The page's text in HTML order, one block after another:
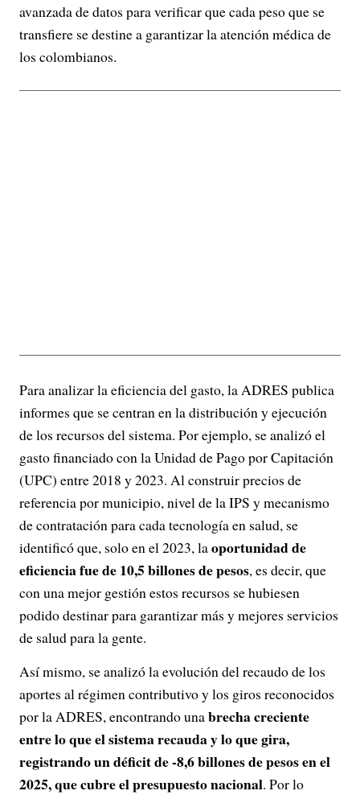
avanzada de datos para verificar que cada peso que se
transfiere se destine a garantizar la atención médica de
los colombianos.
Para analizar la eficiencia del gasto, la ADRES publica
informes que se centran en la distribución y ejecución
de los recursos del sistema. Por ejemplo, se analizó el
gasto financiado con la Unidad de Pago por Capitación
(UPC) entre 2018 y 2023. Al construir precios de
referencia por municipio, nivel de la IPS y mecanismo
de contratación para cada tecnología en salud, se
identificó que, solo en el 2023, laoportunidad de
eficiencia fue de 10,5 billones de pesos, es decir, que
con una mejor gestión estos recursos se hubiesen
podido destinar para garantizar más y mejores servicios
de salud para la gente.
Así mismo, se analizó la evolución del recaudo de los
aportes al régimen contributivo y los giros reconocidos
por la ADRES, encontrando unabrecha creciente
entre lo que el sistema recauda y lo que gira,
registrando un déficit de -8,6 billones de pesos en el
2025, que cubre el presupuesto nacional. Por lo